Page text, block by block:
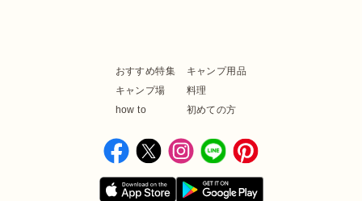
おすすめ特集
キャンプ用品
キャンプ場
料理
how to
初めての方